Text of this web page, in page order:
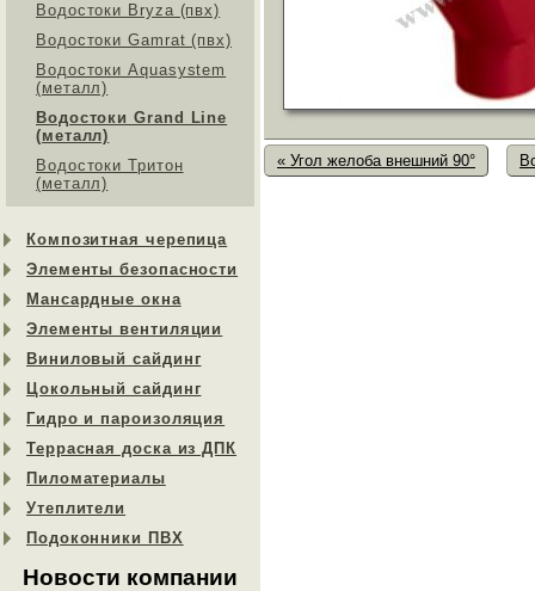
Водостоки Bryza (пвх)
Водостоки Gamrat (пвх)
Водостоки Aquasystem
(металл)
Водостоки Grand Line
(металл)
Водостоки Тритон
(металл)
Композитная черепица
Элементы безопасности
Мансардные окна
Элементы вентиляции
Виниловый сайдинг
Цокольный сайдинг
Гидро и пароизоляция
Террасная доска из ДПК
Пиломатериалы
Утеплители
Подоконники ПВХ
Новости компании
« Угол желоба внешний 90°